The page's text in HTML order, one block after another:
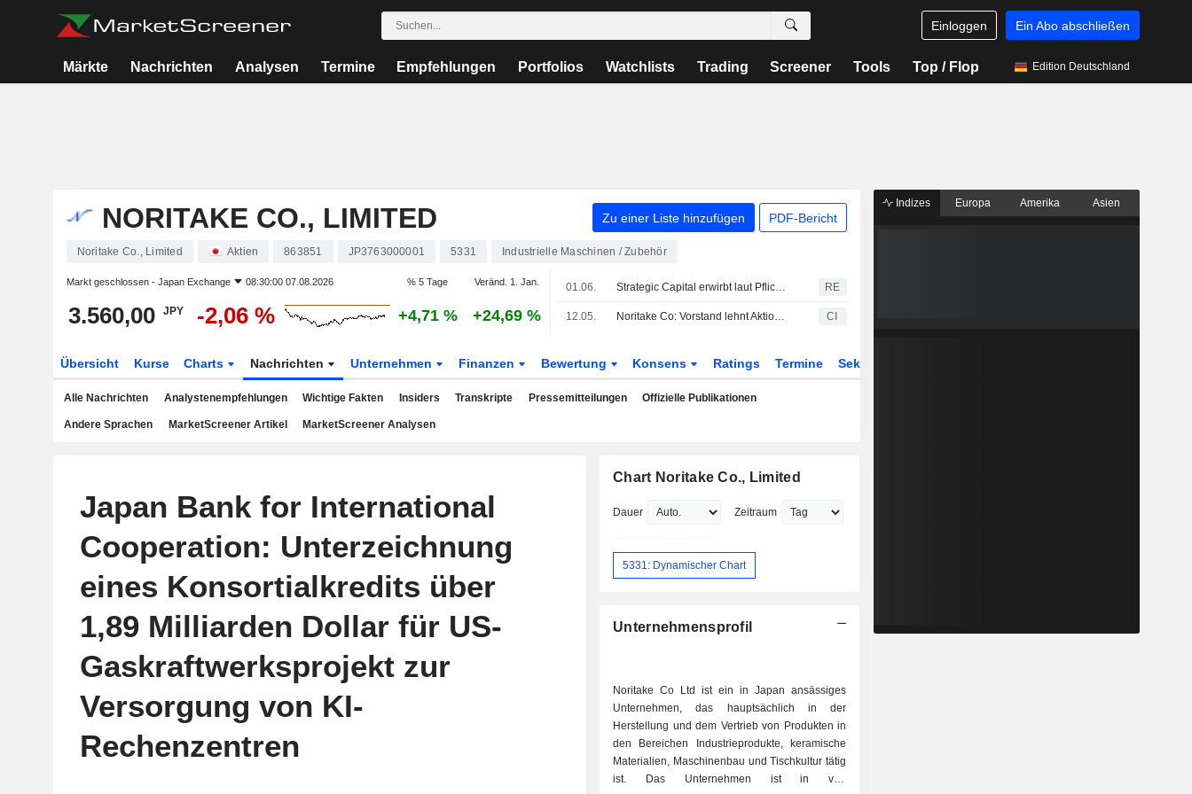
Einloggen Ein Abo abschließen
Märkte Nachrichten Analysen Termine Empfehlungen Portfolios Watchlists Trading Screener Tools Top / Flop Edition Deutschland
NORITAKE CO., LIMITED Zu einer Liste hinzufügen PDF-Bericht
Noritake Co., Limited Aktien 863851 JP3763000001 5331 Industrielle Maschinen / Zubehör
Markt geschlossen - Japan Exchange 08:30:00 07.08.2026 % 5 Tage Veränd. 1. Jan.
3.560,00 JPY -2,06 % +4,71 % +24,69 %
01.06. Strategic Capital erwirbt laut Pflichtmitteilung 8,14 % der Anteile an Noritake Co RE
12.05. Noritake Co: Vorstand lehnt Aktionärsanträge von Strategic Capital Inc ab CI
Übersicht Kurse Charts Nachrichten Unternehmen Finanzen Bewertung Konsens Ratings Termine Sektor
Alle Nachrichten Analystenempfehlungen Wichtige Fakten Insiders Transkripte Pressemitteilungen Offizielle Publikationen
Andere Sprachen MarketScreener Artikel MarketScreener Analysen
Japan Bank for International
Cooperation: Unterzeichnung
eines Konsortialkredits über
1,89 Milliarden Dollar für US-
Gaskraftwerksprojekt zur
Versorgung von KI-
Rechenzentren
Chart Noritake Co., Limited
Dauer Zeitraum
5331: Dynamischer Chart
Unternehmensprofil
Noritake Co Ltd ist ein in Japan ansässiges
Unternehmen, das hauptsächlich in der
Herstellung und dem Vertrieb von Produkten in
den Bereichen Industrieprodukte, keramische
Materialien, Maschinenbau und Tischkultur tätig
ist. Das Unternehmen ist in vier
Indizes Europa Amerika Asien